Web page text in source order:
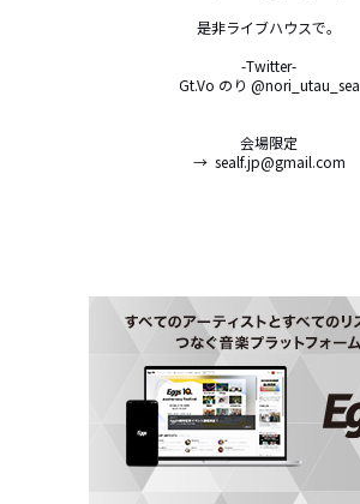
是非ライブハウスで。
-Twitter-
Gt.Vo のり @nori_utau_sea
会場限定
→  sealf.jp@gmail.com